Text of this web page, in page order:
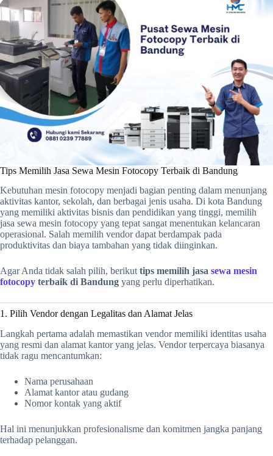
Tips Memilih Jasa Sewa Mesin Fotocopy Terbaik di Bandung
Kebutuhan mesin fotocopy menjadi bagian penting dalam menunjang
aktivitas kantor, sekolah, dan berbagai jenis usaha. Di kota Bandung
yang memiliki aktivitas bisnis dan pendidikan yang tinggi, memilih
jasa sewa mesin fotocopy yang tepat sangat menentukan kelancaran
operasional. Salah memilih vendor dapat berdampak pada
produktivitas dan biaya tambahan yang tidak diinginkan.
Agar Anda tidak salah pilih, berikuttips memilih jasa sewa mesin
fotocopy terbaik di Bandung yang perlu diperhatikan.
1. Pilih Vendor dengan Legalitas dan Alamat Jelas
Langkah pertama adalah memastikan vendor memiliki identitas usaha
yang resmi dan alamat kantor yang jelas. Vendor terpercaya biasanya
tidak ragu mencantumkan:
Nama perusahaan
Alamat kantor atau gudang
Nomor kontak yang aktif
Hal ini menunjukkan profesionalisme dan komitmen jangka panjang
terhadap pelanggan.